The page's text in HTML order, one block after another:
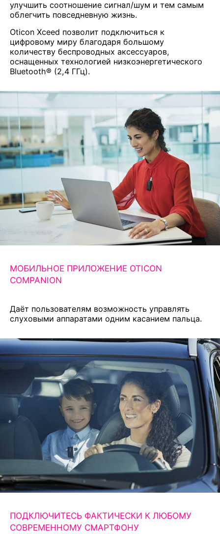
улучшить соотношение сигнал/шум и тем самым
облегчить повседневную жизнь.
Oticon Xceed позволит подключиться к
цифровому миру благодаря большому
количеству беспроводных аксессуаров,
оснащенных технологией низкоэнергетического
Bluetooth® (2,4 ГГц).
МОБИЛЬНОЕ ПРИЛОЖЕНИЕ OTICON
COMPANION
Даёт пользователям возможность управлять
слуховыми аппаратами одним касанием пальца.
ПОДКЛЮЧИТЕСЬ ФАКТИЧЕСКИ К ЛЮБОМУ
СОВРЕМЕННОМУ СМАРТФОНУ